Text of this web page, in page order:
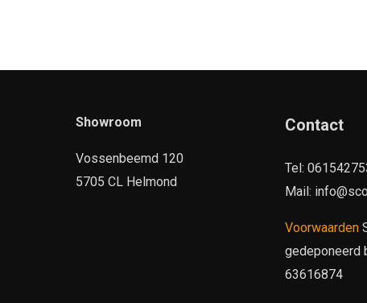
Showroom
Vossenbeemd 120
5705 CL Helmond
Contact
Tel:
Mail:
Voorwaarden
gedeponeerd
63616874